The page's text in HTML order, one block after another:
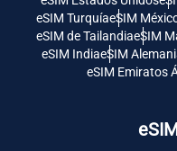
eSIM TurquíaeSIM
eSIM de TailandiaeSIM
eSIM IndiaeSIM
eSIM Emiratos